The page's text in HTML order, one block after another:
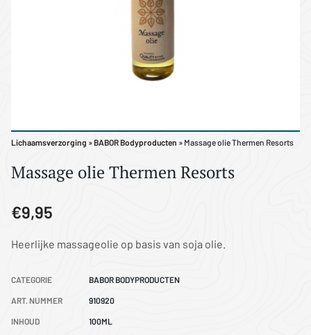
Lichaamsverzorging »BABOR Bodyproducten » Massage olie Thermen Resorts
Massage olie Thermen Resorts
€9,95
Heerlijke massageolie op basis van soja olie.
CATEGORIE BABOR BODYPRODUCTEN
ART. NUMMER 910920
INHOUD 100ML